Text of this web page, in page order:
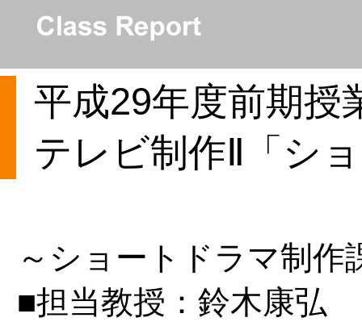
平成29年度前期授
テレビ制作Ⅱ「シ
～ショートドラマ制作
■担当教授：鈴木康弘